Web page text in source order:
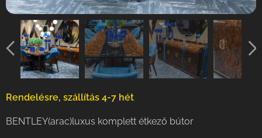
Rendelésre, szállítás 4-7 hét
BENTLEY(arac)luxus komplett étkező bútor